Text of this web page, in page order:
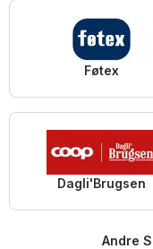
Føtex
Dagli'Brugsen
Andre